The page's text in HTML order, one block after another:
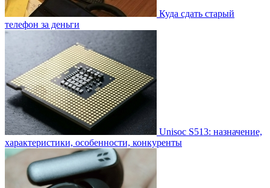
Куда сдать старый
телефон за деньги
Unisoc S513: назначение,
характеристики, особенности, конкуренты